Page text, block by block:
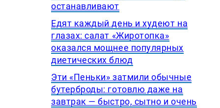
останавливают
Едят каждый день и худеют на
глазах: салат «Жиротопка»
оказался мощнее популярных
диетических блюд
Эти «Пеньки» затмили обычные
бутерброды: готовлю даже на
завтрак — быстро, сытно и очень